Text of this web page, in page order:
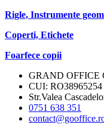
Rigle, Instrumente
Coperti, Etichete
Foarfece copii
GRAND OFFICE
CUI: RO38965254
Str.Valea
0751 638 351